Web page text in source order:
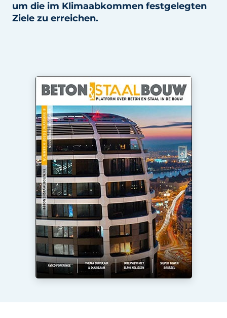
um die im Klimaabkommen festgelegten
Ziele zu erreichen.